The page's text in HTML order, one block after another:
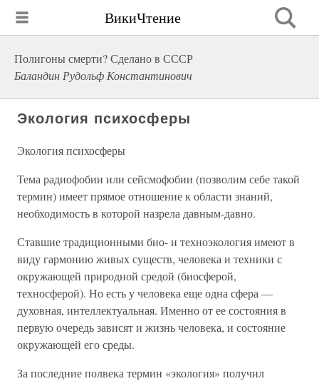
ВикиЧтение
Полигоны смерти? Сделано в СССР
Баландин Рудольф Константинович
Экология психосферы
Экология психосферы
Тема радиофобии или сейсмофобии (позволим себе такой
термин) имеет прямое отношение к области знаний,
необходимость в которой назрела давным-давно.
Ставшие традиционными био- и техноэкология имеют в
виду гармонию живых существ, человека и техники с
окружающей природной средой (биосферой,
техносферой). Но есть у человека еще одна сфера —
духовная, интеллектуальная. Именно от ее состояния в
первую очередь зависят и жизнь человека, и состояние
окружающей его среды.
За последние полвека термин «экология» получил